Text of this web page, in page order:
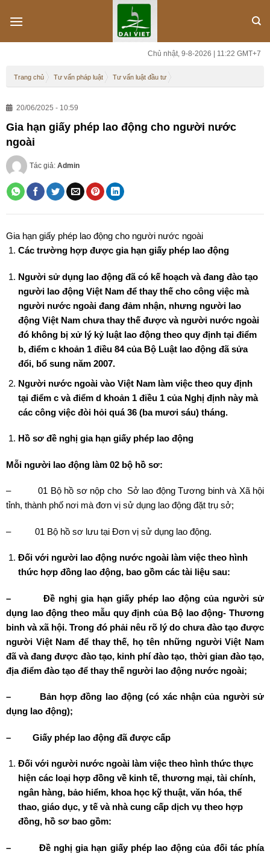
Chủ nhật, 9-8-2026 | 11:22 GMT+7
Trang chủ Tư vấn pháp luật Tư vấn luật đầu tư
20/06/2025 - 10:59
Gia hạn giấy phép lao động cho người nước
ngoài
Tác giả: Admin
Gia hạn giấy phép lao động cho người nước ngoài
Các trường hợp được gia hạn giấy phép lao động
Người sử dụng lao động đã có kế hoạch và đang đào tạo
người lao động Việt Nam để thay thế cho công việc mà
người nước ngoài đang đảm nhận, nhưng người lao
động Việt Nam chưa thay thế được và người nước ngoài
đó không bị xử lý kỷ luật lao động theo quy định tại điểm
b, điểm c khoản 1 điều 84 của Bộ Luật lao động đã sửa
đổi, bổ sung năm 2007.
Người nước ngoài vào Việt Nam làm việc theo quy định
tại điểm c và điểm d khoản 1 điều 1 của Nghị định này mà
các công việc đòi hỏi quá 36 (ba mươi sáu) tháng.
Hồ sơ đề nghị gia hạn giấy phép lao động
Mỗi người lao động làm 02 bộ hồ sơ:
– 01 Bộ hồ sơ nộp cho Sở lao động Tương binh và Xã hội
tỉnh, thành phố nơi mà đơn vị sử dụng lao động đặt trụ sở;
– 01 Bộ hồ sơ lưu tại Đơn vị sử dụng lao động.
Đối với người lao động nước ngoài làm việc theo hình
thức hợp đồng lao động, bao gồm các tài liệu sau:
– Đề nghị gia hạn giấy phép lao động của người sử
dụng lao động theo mẫu quy định của Bộ lao động- Thương
binh và xã hội. Trong đó phải nêu rõ lý do chưa đào tạo được
người Việt Nam để thay thế, họ tên những người Việt Nam
đã và đang được đào tạo, kinh phí đào tạo, thời gian đào tạo,
địa điểm đào tạo để thay thế người lao động nước ngoài;
– Bản hợp đồng lao động (có xác nhận của người sử
dụng lao động);
– Giấy phép lao động đã được cấp
Đối với người nước ngoài làm việc theo hình thức thực
hiện các loại hợp đồng về kinh tế, thương mại, tài chính,
ngân hàng, bảo hiểm, khoa học kỹ thuật, văn hóa, thể
thao, giáo dục, y tế và nhà cung cấp dịch vụ theo hợp
đồng, hồ sơ bao gồm:
– Đề nghị gia hạn giấy phép lao động của đối tác phía